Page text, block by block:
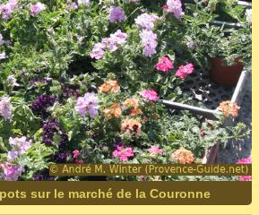
sur le marché de la Couronne